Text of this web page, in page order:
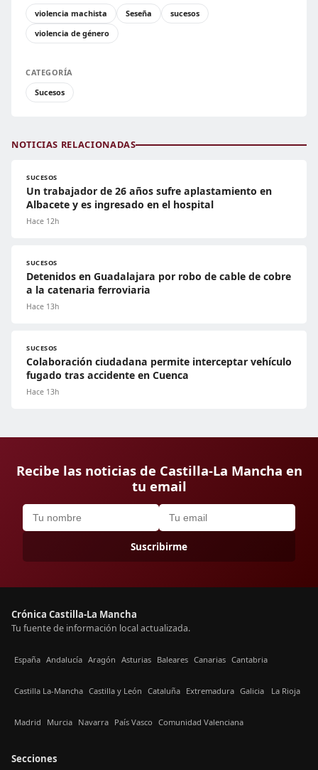
violencia machista
Seseña
sucesos
violencia de género
CATEGORÍA
Sucesos
NOTICIAS RELACIONADAS
SUCESOS
Un trabajador de 26 años sufre aplastamiento en
Albacete y es ingresado en el hospital
Hace 12h
SUCESOS
Detenidos en Guadalajara por robo de cable de cobre
a la catenaria ferroviaria
Hace 13h
SUCESOS
Colaboración ciudadana permite interceptar vehículo
fugado tras accidente en Cuenca
Hace 13h
Recibe las noticias de Castilla-La Mancha en
tu email
Suscribirme
Crónica Castilla-La Mancha
Tu fuente de información local actualizada.
España Andalucía Aragón Asturias Baleares Canarias Cantabria
Castilla La-Mancha Castilla y León Cataluña Extremadura Galicia La Rioja
Madrid Murcia Navarra País Vasco Comunidad Valenciana
Secciones